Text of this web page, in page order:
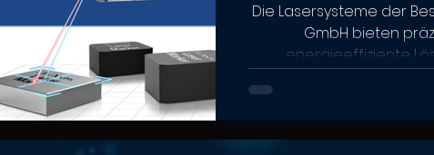
Die Lasersysteme der
GmbH bieten
energieeffiziente
für zahlreiche
Medizintechnik oder
flexibel in bestehende